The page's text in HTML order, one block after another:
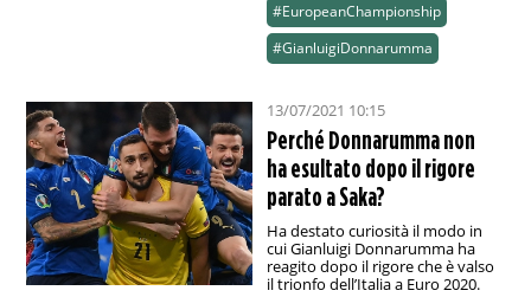
#EuropeanChampionship
#GianluigiDonnarumma
13/07/2021 10:15
Perché Donnarumma non
ha esultato dopo il rigore
parato a Saka?
Ha destato curiosità il modo in
cui Gianluigi Donnarumma ha
reagito dopo il rigore che è valso
il trionfo dell’Italia a Euro 2020.